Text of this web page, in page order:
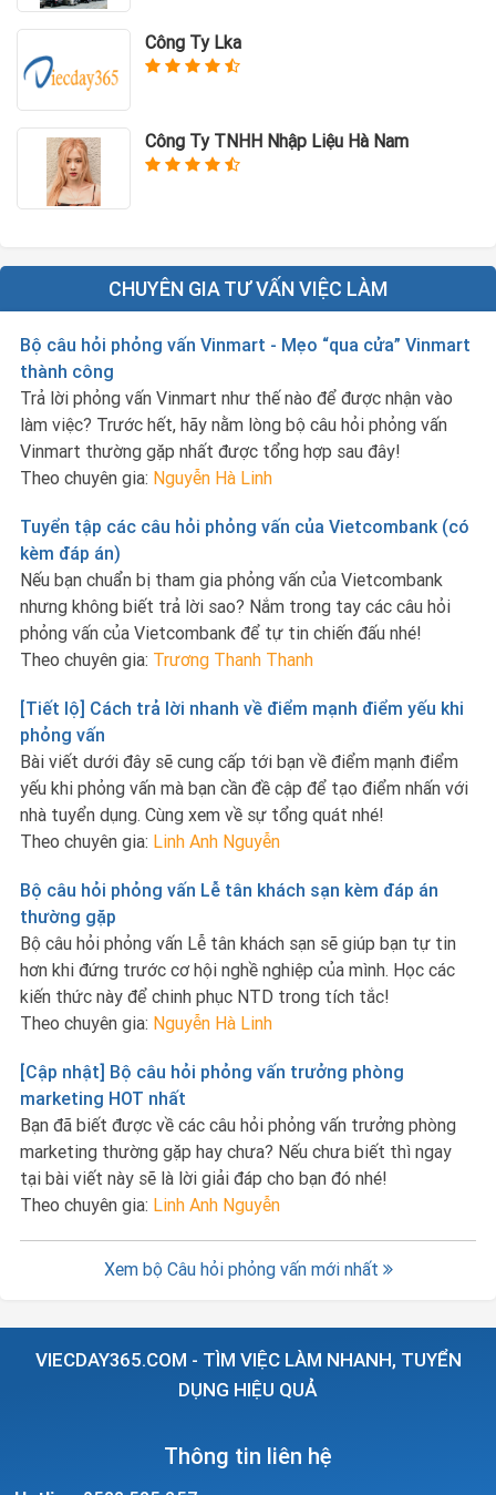
Công Ty Lka
Công Ty TNHH Nhập Liệu Hà Nam
CHUYÊN GIA TƯ VẤN VIỆC LÀM
Bộ câu hỏi phỏng vấn Vinmart - Mẹo “qua cửa” Vinmart
thành công
Trả lời phỏng vấn Vinmart như thế nào để được nhận vào
làm việc? Trước hết, hãy nằm lòng bộ câu hỏi phỏng vấn
Vinmart thường gặp nhất được tổng hợp sau đây!
Theo chuyên gia: Nguyễn Hà Linh
Tuyển tập các câu hỏi phỏng vấn của Vietcombank (có
kèm đáp án)
Nếu bạn chuẩn bị tham gia phỏng vấn của Vietcombank
nhưng không biết trả lời sao? Nắm trong tay các câu hỏi
phỏng vấn của Vietcombank để tự tin chiến đấu nhé!
Theo chuyên gia: Trương Thanh Thanh
[Tiết lộ] Cách trả lời nhanh về điểm mạnh điểm yếu khi
phỏng vấn
Bài viết dưới đây sẽ cung cấp tới bạn về điểm mạnh điểm
yếu khi phỏng vấn mà bạn cần đề cập để tạo điểm nhấn với
nhà tuyển dụng. Cùng xem về sự tổng quát nhé!
Theo chuyên gia: Linh Anh Nguyễn
Bộ câu hỏi phỏng vấn Lễ tân khách sạn kèm đáp án
thường gặp
Bộ câu hỏi phỏng vấn Lễ tân khách sạn sẽ giúp bạn tự tin
hơn khi đứng trước cơ hội nghề nghiệp của mình. Học các
kiến thức này để chinh phục NTD trong tích tắc!
Theo chuyên gia: Nguyễn Hà Linh
[Cập nhật] Bộ câu hỏi phỏng vấn trưởng phòng
marketing HOT nhất
Bạn đã biết được về các câu hỏi phỏng vấn trưởng phòng
marketing thường gặp hay chưa? Nếu chưa biết thì ngay
tại bài viết này sẽ là lời giải đáp cho bạn đó nhé!
Theo chuyên gia: Linh Anh Nguyễn
Xem bộ Câu hỏi phỏng vấn mới nhất
VIECDAY365.COM - TÌM VIỆC LÀM NHANH, TUYỂN
DỤNG HIỆU QUẢ
Thông tin liên hệ